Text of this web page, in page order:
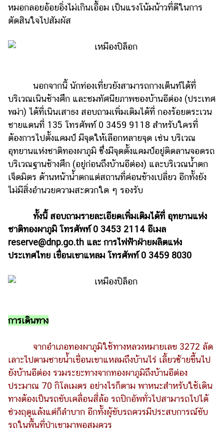
โฆษณา
เรา
หมอกลอยอ้อยอิ่งไม่เกินเอื้อม เป็นแรงโน้มน้าวที่ดีในการ
ตัดสินใจไปสัมผัส
นอกจากนี้ นักท่องเที่ยวยังสามารถกางเต็นท์ได้ที่
บริเวณเนินช้างศึก และชมทัศนียภาพของบ้านอีต่อง (ประเทศ
พม่า) ได้ที่เนินเสาธง สอบถามเพิ่มเติมได้ที่ กองร้อยตระเวน
ชายแดนที่ 135 โทรศัพท์ 0 3459 9118 สำหรับใครที่
ต้องการไปตั้งแคมป์ มีจุดให้เลือกหลายจุด เช่น บริเวณ
อุทยานแห่งชาติทองผาภูมิ ซึ่งมีจุดตั้งแคมป์อยู่ติดลานจอดรถ
บริเวณฐานช้างศึก (อยู่ก่อนถึงบ้านอีต่อง) และบริเวณน้ำตก
เจ็ดมิตร ด้านหน้าน้ำตกแต่สถานที่ค่อนข้างเปลี่ยว อีกทั้งยัง
ไม่มีสิ่งอำนวยความสะดวกใด ๆ รองรับ
ทั้งนี้ สอบถามรายละเอียดเพิ่มเติมได้ที่ อุทยานแห่ง
ชาติทองผาภูมิ โทรศัพท์ 0 3453 2114 อีเมล
reserve@dnp.go.th และ การไฟฟ้าฝ่ายผลิตแห่ง
ประเทศไทย เขื่อนเขาแหลม โทรศัพท์ 0 3459 8030
การเดินทาง
จากอำเภอทองผาภูมิใช้ทางหลวงหมายเลข 3272 ลัด
เลาะไปตามชายน้ำเขื่อนเขาแหลมถึงบ้านไร่ เลี้ยวซ้ายขึ้นไป
ยังบ้านอีต่อง รวมระยะทางจากทองผาภูมิถึงบ้านอีต่อง
ประมาณ 70 กิโลเมตร อย่างไรก็ตาม พาหนะสำหรับใช้เดิน
ทางต้องเป็นรถขับเคลื่อนสี่ล้อ รถปิกอัพทั่วไปสามารถไปได้
ช่วงฤดูแล้งแต่ก็ลำบาก อีกทั้งผู้ขับรถควรมีประสบการณ์ขับ
รถในพื้นที่ป่าเขามาพอสมควร